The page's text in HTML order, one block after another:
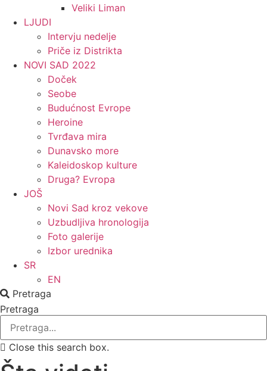
Veliki Liman
LJUDI
Intervju nedelje
Priče iz Distrikta
NOVI SAD 2022
Doček
Seobe
Budućnost Evrope
Heroine
Tvrđava mira
Dunavsko more
Kaleidoskop kulture
Druga? Evropa
JOŠ
Novi Sad kroz vekove
Uzbudljiva hronologija
Foto galerije
Izbor urednika
SR
EN
Pretraga
Pretraga
Close this search box.